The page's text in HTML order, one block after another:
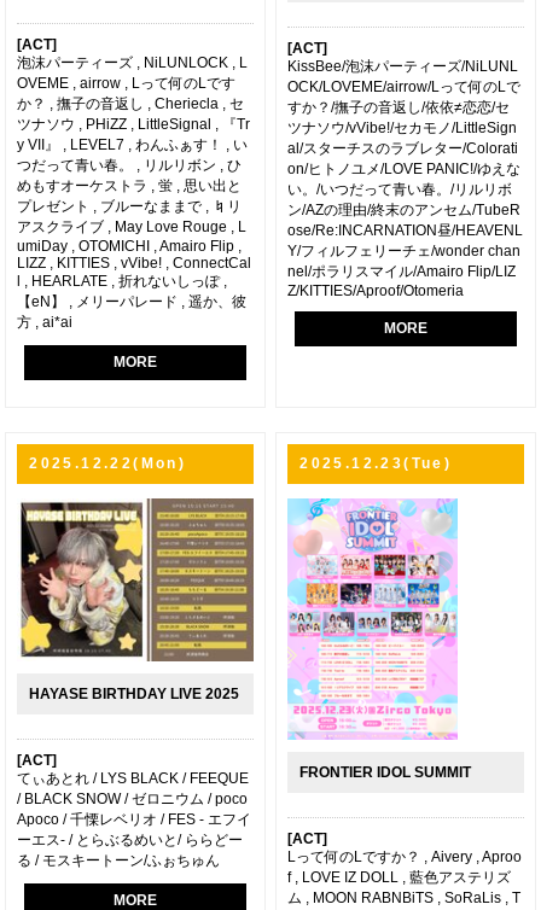
[ACT]
泡沫パーティーズ , NiLUNLOCK , L
OVEME , airrow , Lって何のLです
か？ , 撫子の音返し , Cheriecla , セ
ツナソウ , PHiZZ , LittleSignal , 『Tr
y VII』 , LEVEL7 , わんふぁす！ , い
つだって青い春。 , リルリボン , ひ
めもすオーケストラ , 蛍 , 思い出と
プレゼント , ブルーなままで , ♮リ
アスクライブ , May Love Rouge , L
umiDay , OTOMICHI , Amairo Flip ,
LIZZ , KITTIES , vVibe! , ConnectCal
l , HEARLATE , 折れないしっぽ ,
【eN】 , メリーパレード , 遥か、彼
方 , ai*ai
MORE
[ACT]
KissBee/泡沫パーティーズ/NiLUNL
OCK/LOVEME/airrow/Lって何のLで
すか？/撫子の音返し/依依≠恋恋/セ
ツナソウ/vVibe!/セカモノ/LittleSign
al/スターチスのラブレター/Colorati
on/ヒトノユメ/LOVE PANIC!/ゆえな
い。/いつだって青い春。/リルリボ
ン/AZの理由/終末のアンセム/TubeR
ose/Re:INCARNATION昼/HEAVENL
Y/フィルフェリーチェ/wonder chan
nel/ポラリスマイル/Amairo Flip/LIZ
Z/KITTIES/Aproof/Otomeria
MORE
2025.12.22(Mon)
HAYASE BIRTHDAY LIVE 2025
[ACT]
てぃあとれ / LYS BLACK / FEEQUE
/ BLACK SNOW / ゼロニウム / poco
Apoco / 千慄レベリオ / FES - エフイ
ーエス- / とらぶるめいと/ ららどー
る / モスキートーン/ふぉちゅん
MORE
2025.12.23(Tue)
FRONTIER IDOL SUMMIT
[ACT]
Lって何のLですか？ , Aivery , Aproo
f , LOVE IZ DOLL , 藍色アステリズ
ム , MOON RABNBiTS , SoRaLis , T